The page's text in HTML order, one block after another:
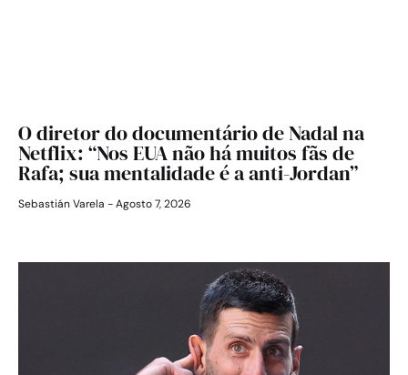
O diretor do documentário de Nadal na
Netflix: “Nos EUA não há muitos fãs de
Rafa; sua mentalidade é a anti-Jordan”
Sebastián Varela Agosto 7, 2026